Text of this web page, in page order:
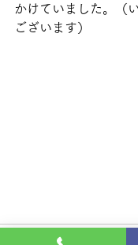
かけていました。（
ございます）